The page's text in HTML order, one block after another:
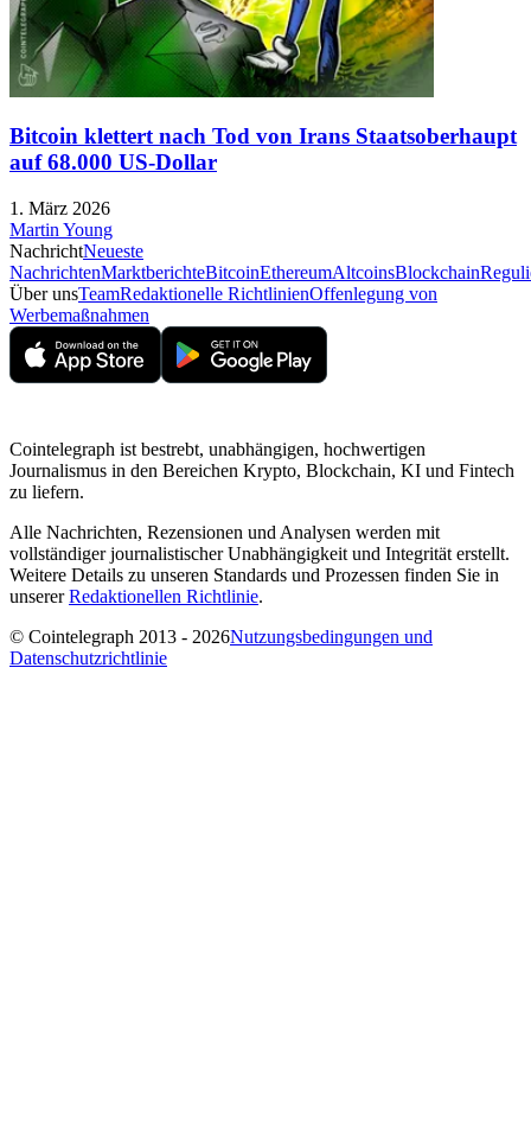
Bitcoin klettert nach Tod von Irans Staatsoberhaupt
auf 68.000 US-Dollar
1. März 2026
Martin Young
NachrichtNeueste
NachrichtenMarktberichteBitcoinEthereumAltcoinsBlockchain
Über unsTeamRedaktionelle RichtlinienOffenlegung von
Werbemaßnahmen
Cointelegraph ist bestrebt, unabhängigen, hochwertigen
Journalismus in den Bereichen Krypto, Blockchain, KI und Fintech
zu liefern.
Alle Nachrichten, Rezensionen und Analysen werden mit
vollständiger journalistischer Unabhängigkeit und Integrität erstellt.
Weitere Details zu unseren Standards und Prozessen finden Sie in
unsererRedaktionellen Richtlinie.
© Cointelegraph 2013 - 2026Nutzungsbedingungen und
Datenschutzrichtlinie